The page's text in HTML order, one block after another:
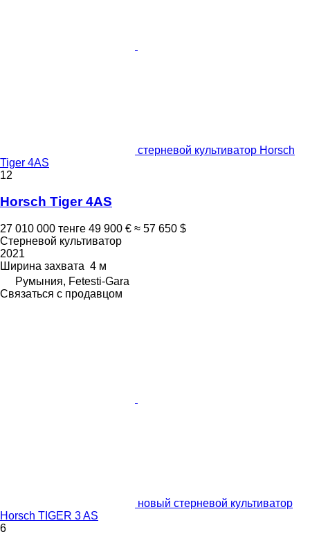
стерневой культиватор Horsch
Tiger 4AS
12
Horsch Tiger 4AS
27 010 000 тенге 49 900 € ≈ 57 650 $
Стерневой культиватор
2021
Ширина захвата 4 м
Румыния, Fetesti-Gara
Связаться с продавцом
новый стерневой культиватор
Horsch TIGER 3 AS
6